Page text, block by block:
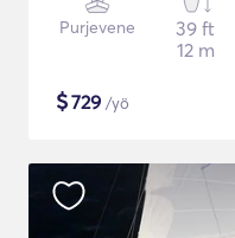
Purjevene
39 ft
12 m
$729 /yö